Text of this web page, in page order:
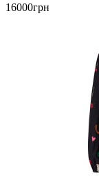
16000грн